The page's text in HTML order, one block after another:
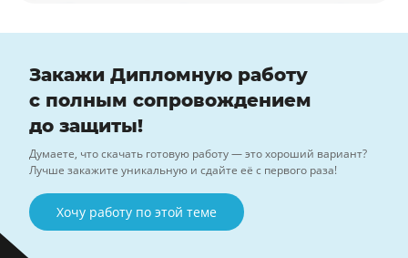
Закажи Дипломную работу
с полным сопровождением
до защиты!
Думаете, что скачать готовую работу — это хороший вариант?
Лучше закажите уникальную и сдайте её с первого раза!
Хочу работу по этой теме